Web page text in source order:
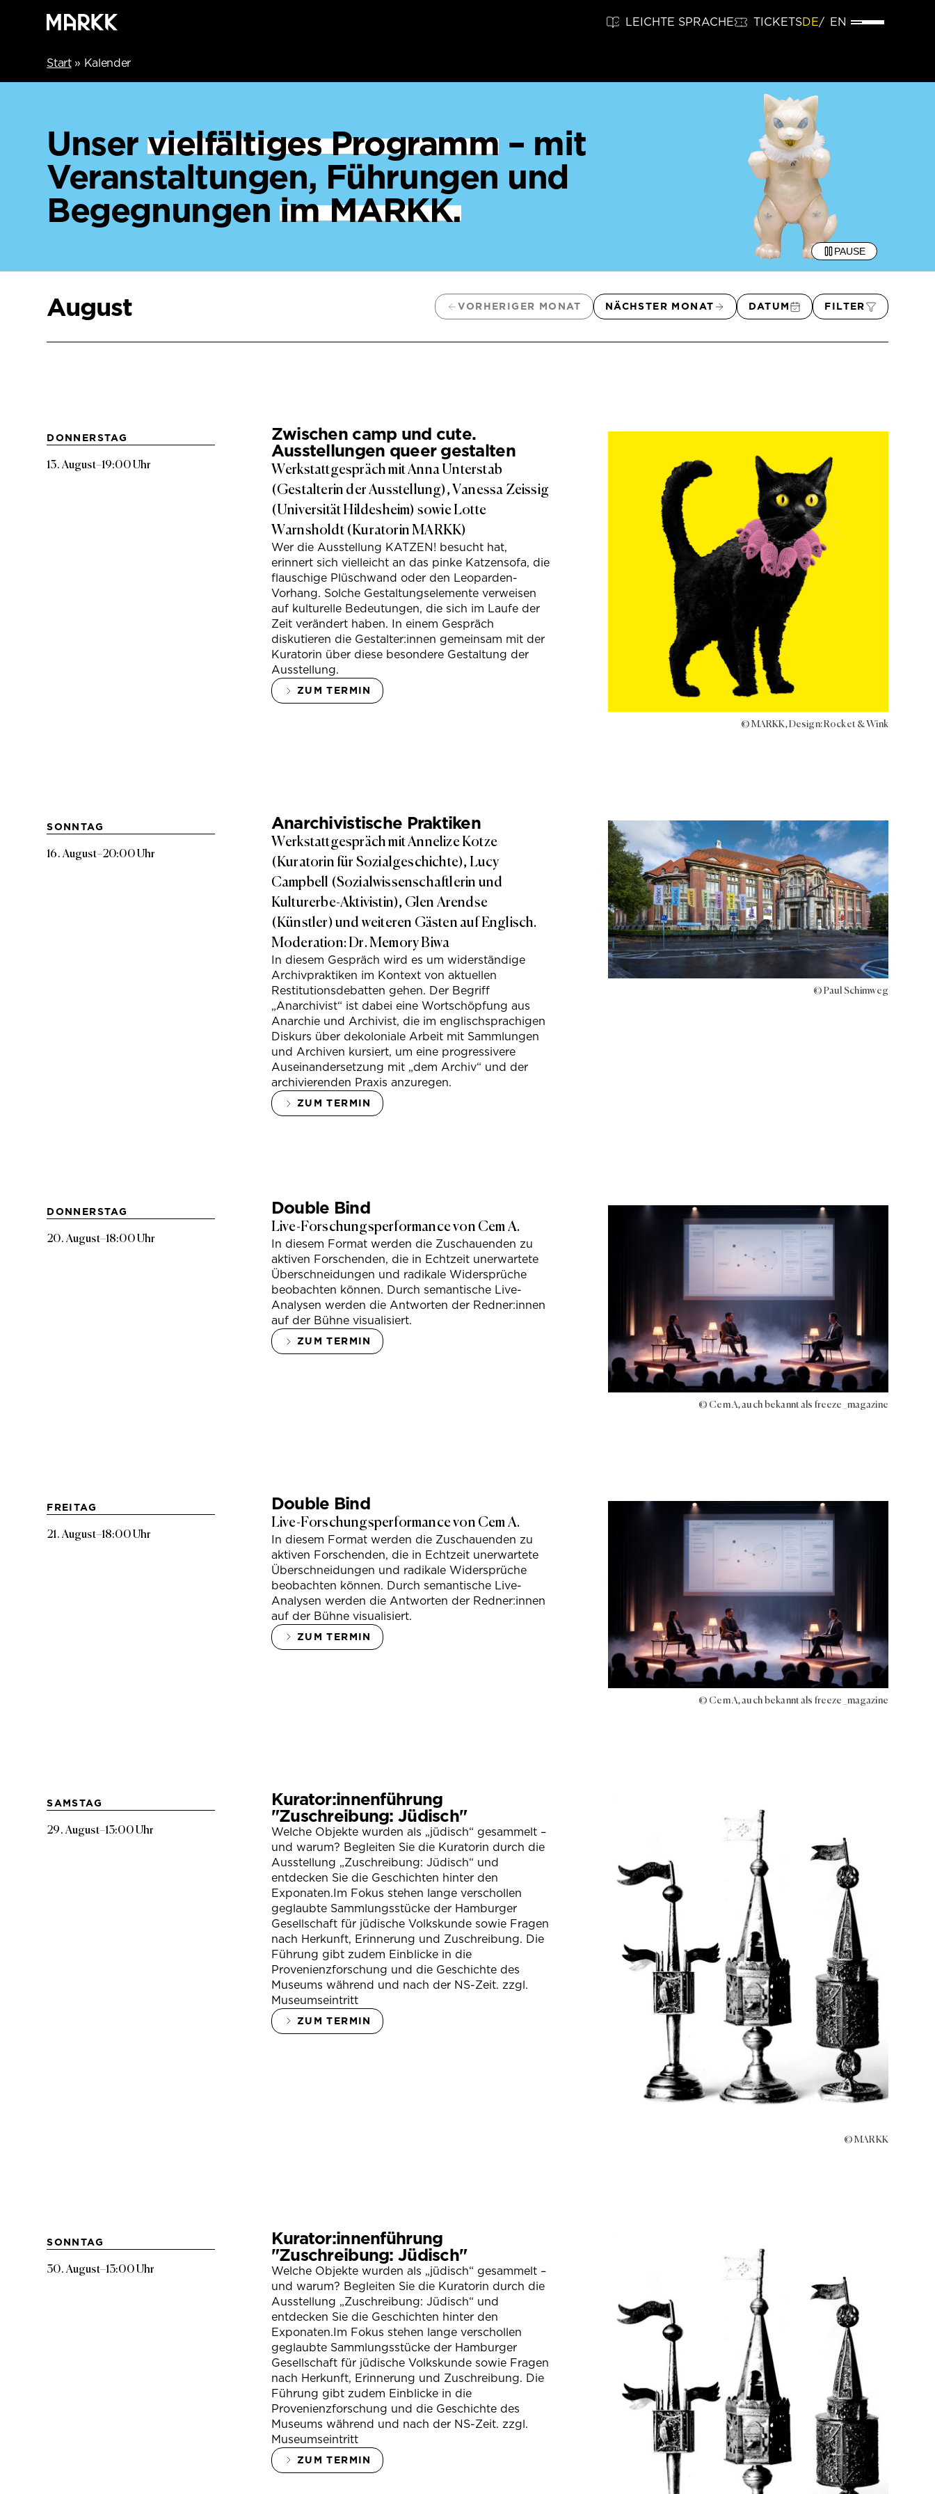
LEICHTE SPRACHE TICKETSDE EN
Start» Kalender
Unser vielfältiges Programm – mit
Veranstaltungen, Führungen und
Begegnungen im MARKK.
PAUSE
August VORHERIGER MONAT NÄCHSTER MONAT DATUM FILTER
DONNERSTAG
13. August–19:00 Uhr
Zwischen camp und cute.
Ausstellungen queer gestalten
Werkstattgespräch mit Anna Unterstab
(Gestalterin der Ausstellung), Vanessa Zeissig
(Universität Hildesheim) sowie Lotte
Warnsholdt (Kuratorin MARKK)
Wer die Ausstellung KATZEN! besucht hat,
erinnert sich vielleicht an das pinke Katzensofa, die
flauschige Plüschwand oder den Leoparden-
Vorhang. Solche Gestaltungselemente verweisen
auf kulturelle Bedeutungen, die sich im Laufe der
Zeit verändert haben. In einem Gespräch
diskutieren die Gestalter:innen gemeinsam mit der
Kuratorin über diese besondere Gestaltung der
Ausstellung.
ZUM TERMIN
© MARKK, Design: Rocket & Wink
SONNTAG
16. August–20:00 Uhr
Anarchivistische Praktiken
Werkstattgespräch mit Annelize Kotze
(Kuratorin für Sozialgeschichte), Lucy
Campbell (Sozialwissenschaftlerin und
Kulturerbe-Aktivistin), Glen Arendse
(Künstler) und weiteren Gästen auf Englisch.
Moderation: Dr. Memory Biwa
In diesem Gespräch wird es um widerständige
Archivpraktiken im Kontext von aktuellen
Restitutionsdebatten gehen. Der Begriff
„Anarchivist“ ist dabei eine Wortschöpfung aus
Anarchie und Archivist, die im englischsprachigen
Diskurs über dekoloniale Arbeit mit Sammlungen
und Archiven kursiert, um eine progressivere
Auseinandersetzung mit „dem Archiv“ und der
archivierenden Praxis anzuregen.
ZUM TERMIN
© Paul Schimweg
DONNERSTAG
20. August–18:00 Uhr
Double Bind
Live-Forschungsperformance von Cem A.
In diesem Format werden die Zuschauenden zu
aktiven Forschenden, die in Echtzeit unerwartete
Überschneidungen und radikale Widersprüche
beobachten können. Durch semantische Live-
Analysen werden die Antworten der Redner:innen
auf der Bühne visualisiert.
ZUM TERMIN
© Cem A, auch bekannt als freeze_magazine
FREITAG
21. August–18:00 Uhr
Double Bind
Live-Forschungsperformance von Cem A.
In diesem Format werden die Zuschauenden zu
aktiven Forschenden, die in Echtzeit unerwartete
Überschneidungen und radikale Widersprüche
beobachten können. Durch semantische Live-
Analysen werden die Antworten der Redner:innen
auf der Bühne visualisiert.
ZUM TERMIN
© Cem A, auch bekannt als freeze_magazine
SAMSTAG
29. August–13:00 Uhr
Kurator:innenführung
"Zuschreibung: Jüdisch"
Welche Objekte wurden als „jüdisch“ gesammelt –
und warum? Begleiten Sie die Kuratorin durch die
Ausstellung „Zuschreibung: Jüdisch“ und
entdecken Sie die Geschichten hinter den
Exponaten.Im Fokus stehen lange verschollen
geglaubte Sammlungsstücke der Hamburger
Gesellschaft für jüdische Volkskunde sowie Fragen
nach Herkunft, Erinnerung und Zuschreibung. Die
Führung gibt zudem Einblicke in die
Provenienzforschung und die Geschichte des
Museums während und nach der NS-Zeit. zzgl.
Museumseintritt
ZUM TERMIN
© MARKK
SONNTAG
30. August–13:00 Uhr
Kurator:innenführung
"Zuschreibung: Jüdisch"
Welche Objekte wurden als „jüdisch“ gesammelt –
und warum? Begleiten Sie die Kuratorin durch die
Ausstellung „Zuschreibung: Jüdisch“ und
entdecken Sie die Geschichten hinter den
Exponaten.Im Fokus stehen lange verschollen
geglaubte Sammlungsstücke der Hamburger
Gesellschaft für jüdische Volkskunde sowie Fragen
nach Herkunft, Erinnerung und Zuschreibung. Die
Führung gibt zudem Einblicke in die
Provenienzforschung und die Geschichte des
Museums während und nach der NS-Zeit. zzgl.
Museumseintritt
ZUM TERMIN